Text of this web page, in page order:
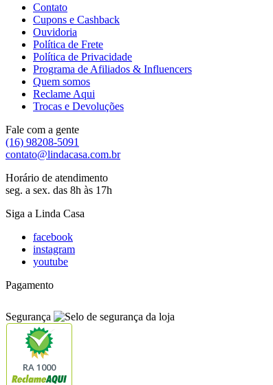
Contato
Cupons e Cashback
Ouvidoria
Política de Frete
Política de Privacidade
Programa de Afiliados & Influencers
Quem somos
Reclame Aqui
Trocas e Devoluções
Fale com a gente
(16) 98208-5091
contato@lindacasa.com.br
Horário de atendimento
seg. a sex. das 8h às 17h
Siga a Linda Casa
facebook
instagram
youtube
Pagamento
Segurança
RA 1000